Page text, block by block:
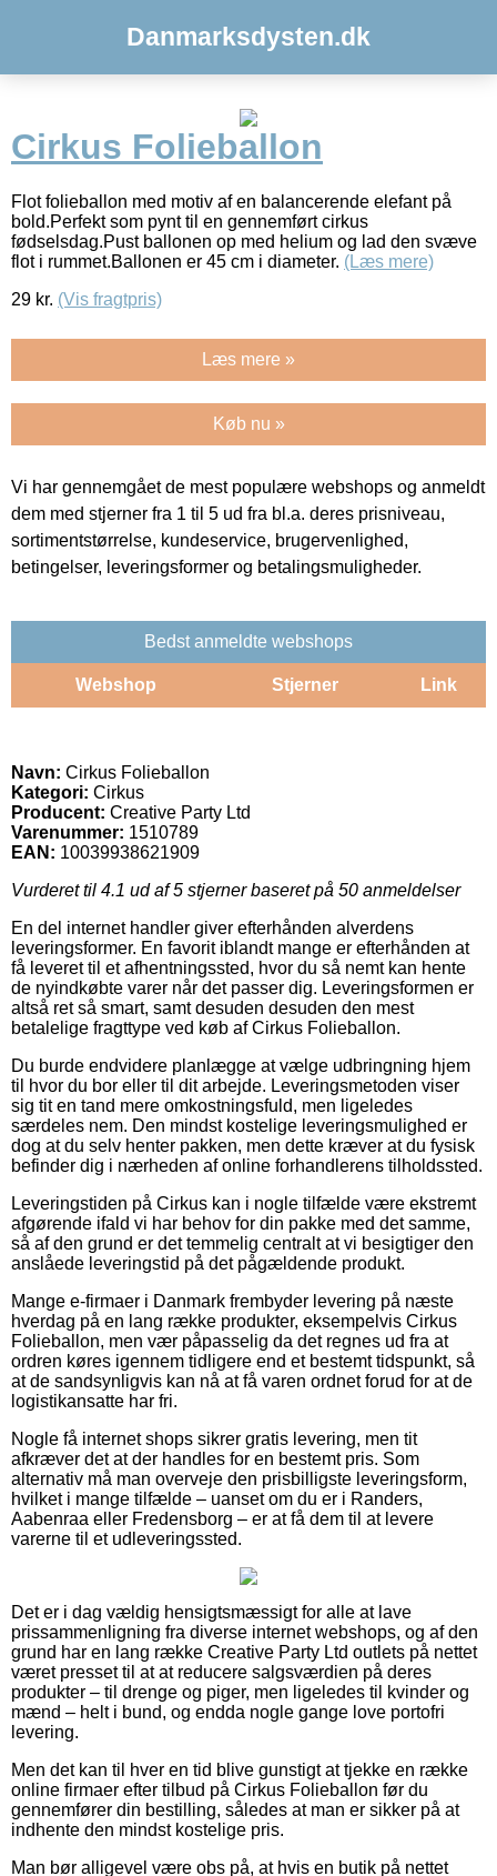
Danmarksdysten.dk
Cirkus Folieballon
Flot folieballon med motiv af en balancerende elefant på
bold.Perfekt som pynt til en gennemført cirkus
fødselsdag.Pust ballonen op med helium og lad den svæve
flot i rummet.Ballonen er 45 cm i diameter. (Læs mere)
29 kr. (Vis fragtpris)
Læs mere »
Køb nu »
Vi har gennemgået de mest populære webshops og anmeldt
dem med stjerner fra 1 til 5 ud fra bl.a. deres prisniveau,
sortimentstørrelse, kundeservice, brugervenlighed,
betingelser, leveringsformer og betalingsmuligheder.
Bedst anmeldte webshops
Webshop Stjerner Link
Navn: Cirkus Folieballon
Kategori: Cirkus
Producent: Creative Party Ltd
Varenummer: 1510789
EAN: 10039938621909
Vurderet til 4.1 ud af 5 stjerner baseret på 50 anmeldelser
En del internet handler giver efterhånden alverdens
leveringsformer. En favorit iblandt mange er efterhånden at
få leveret til et afhentningssted, hvor du så nemt kan hente
de nyindkøbte varer når det passer dig. Leveringsformen er
altså ret så smart, samt desuden desuden den mest
betalelige fragttype ved køb af Cirkus Folieballon.
Du burde endvidere planlægge at vælge udbringning hjem
til hvor du bor eller til dit arbejde. Leveringsmetoden viser
sig tit en tand mere omkostningsfuld, men ligeledes
særdeles nem. Den mindst kostelige leveringsmulighed er
dog at du selv henter pakken, men dette kræver at du fysisk
befinder dig i nærheden af online forhandlerens tilholdssted.
Leveringstiden på Cirkus kan i nogle tilfælde være ekstremt
afgørende ifald vi har behov for din pakke med det samme,
så af den grund er det temmelig centralt at vi besigtiger den
anslåede leveringstid på det pågældende produkt.
Mange e-firmaer i Danmark frembyder levering på næste
hverdag på en lang række produkter, eksempelvis Cirkus
Folieballon, men vær påpasselig da det regnes ud fra at
ordren køres igennem tidligere end et bestemt tidspunkt, så
at de sandsynligvis kan nå at få varen ordnet forud for at de
logistikansatte har fri.
Nogle få internet shops sikrer gratis levering, men tit
afkræver det at der handles for en bestemt pris. Som
alternativ må man overveje den prisbilligste leveringsform,
hvilket i mange tilfælde – uanset om du er i Randers,
Aabenraa eller Fredensborg – er at få dem til at levere
varerne til et udleveringssted.
Det er i dag vældig hensigtsmæssigt for alle at lave
prissammenligning fra diverse internet webshops, og af den
grund har en lang række Creative Party Ltd outlets på nettet
været presset til at at reducere salgsværdien på deres
produkter – til drenge og piger, men ligeledes til kvinder og
mænd – helt i bund, og endda nogle gange love portofri
levering.
Men det kan til hver en tid blive gunstigt at tjekke en række
online firmaer efter tilbud på Cirkus Folieballon før du
gennemfører din bestilling, således at man er sikker på at
indhente den mindst kostelige pris.
Man bør alligevel være obs på, at hvis en butik på nettet